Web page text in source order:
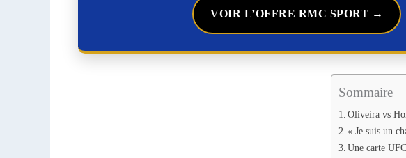
VOIR L’OFFRE RMC SPORT →
Sommaire
Oliveira vs
« Je suis un
Une carte